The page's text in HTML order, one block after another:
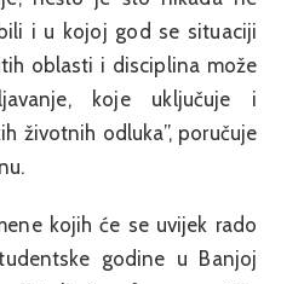
i u kojoj god se situaciji
oblasti i disciplina može
koje uključuje i
životnih odluka”, poručuje
kojih će se uvijek rado
godine u Banjoj